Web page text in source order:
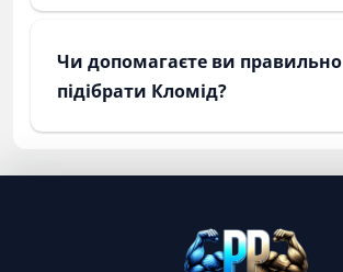
Чи допомагаєте ви правильно
підібрати Кломід?